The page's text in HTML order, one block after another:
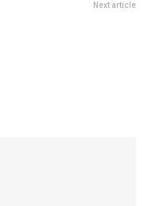
Next article